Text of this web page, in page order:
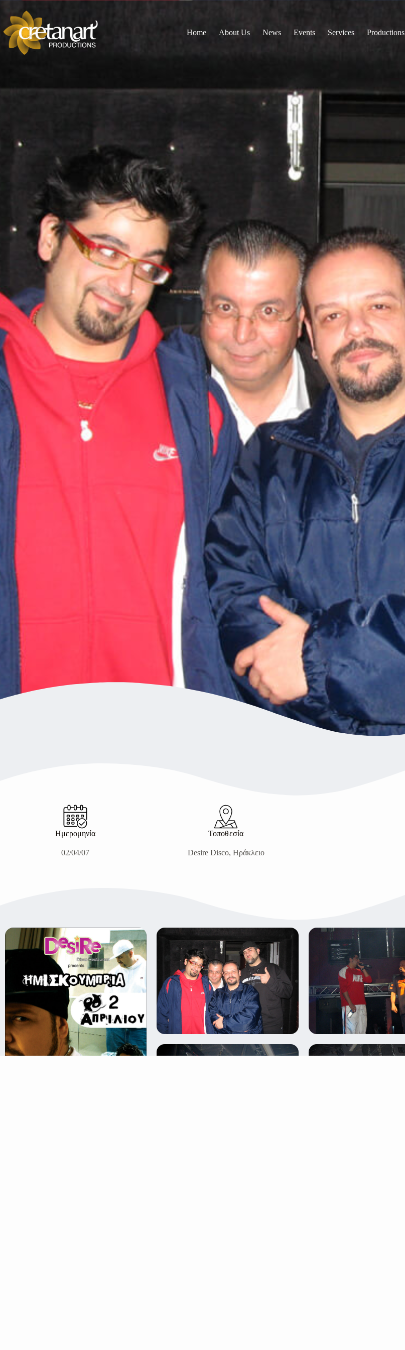
Home About Us News Events Services Productions
Ημερομηνία
02/04/07
Τοποθεσία
Desire Disco, Ηράκλειο